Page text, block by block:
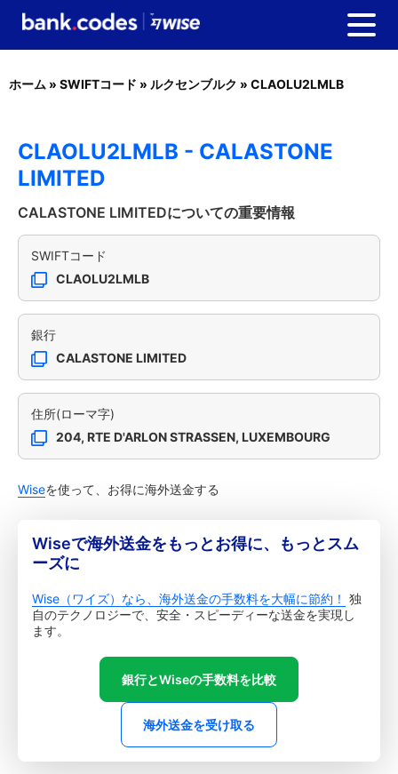
ホーム » SWIFTコード » ルクセンブルク » CLAOLU2LMLB
CLAOLU2LMLB - CALASTONE
LIMITED
CALASTONE LIMITEDについての重要情報
SWIFTコード
CLAOLU2LMLB
銀行
CALASTONE LIMITED
住所(ローマ字)
204, RTE D'ARLON STRASSEN, LUXEMBOURG
Wiseを使って、お得に海外送金する
Wiseで海外送金をもっとお得に、もっとスム
ーズに
Wise（ワイズ）なら、海外送金の手数料を大幅に節約！ 独
自のテクノロジーで、安全・スピーディーな送金を実現し
ます。
銀行とWiseの手数料を比較
海外送金を受け取る